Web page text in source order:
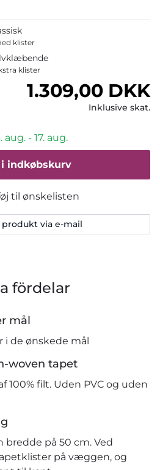
klister
klister
Normalpris
1.309,00 DKK
Inklusive skat.
- 17. aug.
indkøbskurv
til ønskelisten
produkt via e-mail
fördelar
mål
i de ønskede mål
woven tapet
100% filt. Uden PVC og uden
bredde på 50 cm. Ved
på væggen, og